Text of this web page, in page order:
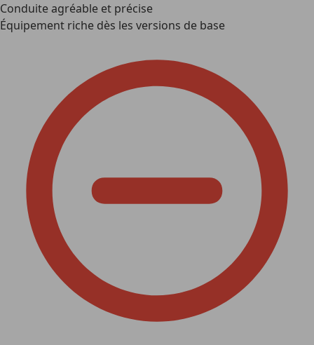
Conduite agréable et précise
Équipement riche dès les versions de base